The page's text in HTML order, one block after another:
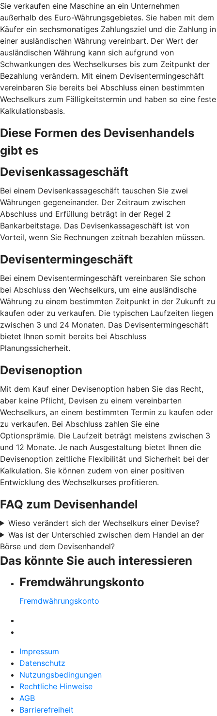
Sie verkaufen eine Maschine an ein Unternehmen
außerhalb des Euro-Währungsgebietes. Sie haben mit dem
Käufer ein sechsmonatiges Zahlungsziel und die Zahlung in
einer ausländischen Währung vereinbart. Der Wert der
ausländischen Währung kann sich aufgrund von
Schwankungen des Wechselkurses bis zum Zeitpunkt der
Bezahlung verändern. Mit einem Devisentermingeschäft
vereinbaren Sie bereits bei Abschluss einen bestimmten
Wechselkurs zum Fälligkeitstermin und haben so eine feste
Kalkulationsbasis.
Diese Formen des Devisenhandels
gibt es
Devisenkassageschäft
Bei einem Devisenkassageschäft tauschen Sie zwei
Währungen gegeneinander. Der Zeitraum zwischen
Abschluss und Erfüllung beträgt in der Regel 2
Bankarbeitstage. Das Devisenkassageschäft ist von
Vorteil, wenn Sie Rechnungen zeitnah bezahlen müssen.
Devisentermingeschäft
Bei einem Devisentermingeschäft vereinbaren Sie schon
bei Abschluss den Wechselkurs, um eine ausländische
Währung zu einem bestimmten Zeitpunkt in der Zukunft zu
kaufen oder zu verkaufen. Die typischen Laufzeiten liegen
zwischen 3 und 24 Monaten. Das Devisentermingeschäft
bietet Ihnen somit bereits bei Abschluss
Planungssicherheit.
Devisenoption
Mit dem Kauf einer Devisenoption haben Sie das Recht,
aber keine Pflicht, Devisen zu einem vereinbarten
Wechselkurs, an einem bestimmten Termin zu kaufen oder
zu verkaufen. Bei Abschluss zahlen Sie eine
Optionsprämie. Die Laufzeit beträgt meistens zwischen 3
und 12 Monate. Je nach Ausgestaltung bietet Ihnen die
Devisenoption zeitliche Flexibilität und Sicherheit bei der
Kalkulation. Sie können zudem von einer positiven
Entwicklung des Wechselkurses profitieren.
FAQ zum Devisenhandel
Wieso verändert sich der Wechselkurs einer Devise?
Was ist der Unterschied zwischen dem Handel an der
Börse und dem Devisenhandel?
Das könnte Sie auch interessieren
Fremdwährungskonto
Fremdwährungskonto
Impressum
Datenschutz
Nutzungsbedingungen
Rechtliche Hinweise
AGB
Barrierefreiheit